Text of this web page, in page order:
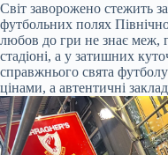
Світ заворожено стежить
футбольних полях
любов до гри не знає меж,
стадіоні, а у затишних
справжнього свята
цінами, а автентичні